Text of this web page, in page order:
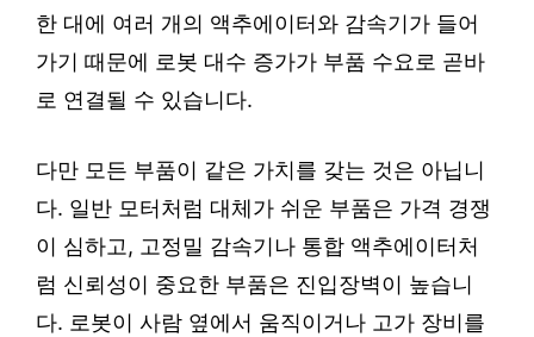
한 대에 여러 개의 액추에이터와 감속기가 들어
가기 때문에 로봇 대수 증가가 부품 수요로 곧바
로 연결될 수 있습니다.
다만 모든 부품이 같은 가치를 갖는 것은 아닙니
다. 일반 모터처럼 대체가 쉬운 부품은 가격 경쟁
이 심하고, 고정밀 감속기나 통합 액추에이터처
럼 신뢰성이 중요한 부품은 진입장벽이 높습니
다. 로봇이 사람 옆에서 움직이거나 고가 장비를